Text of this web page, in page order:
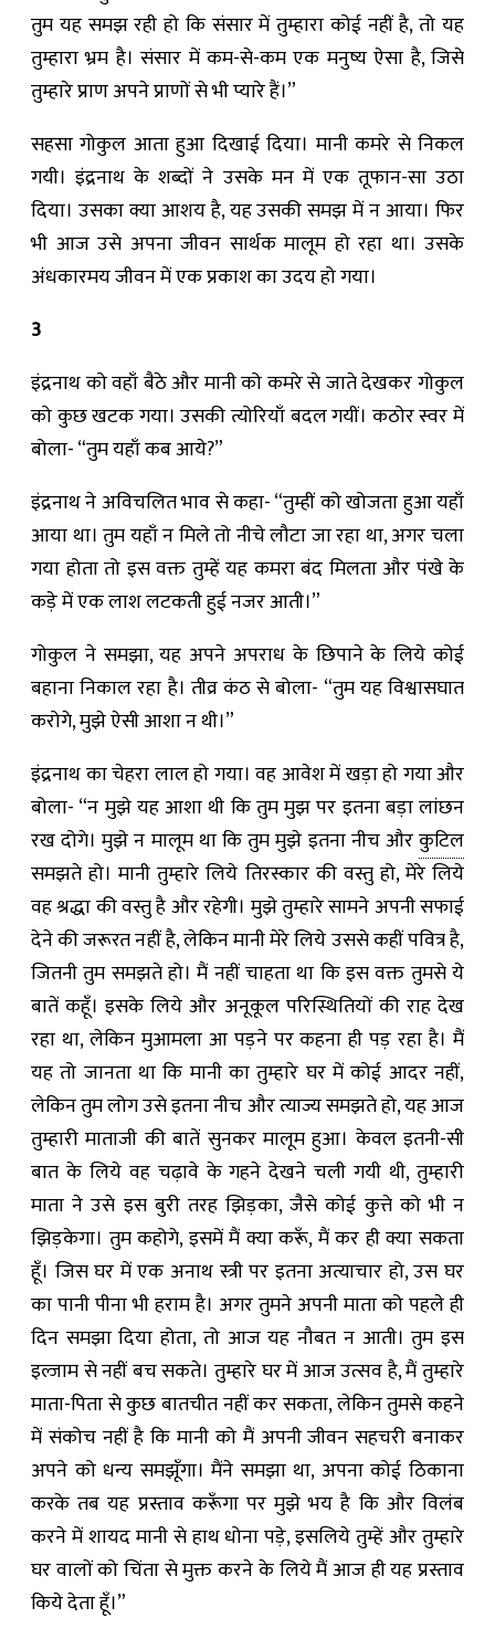
तुम यह समझ रही हो कि संसार में तुम्हारा कोई नहीं है, तो यह
तुम्हारा भ्रम है। संसार में कम-से-कम एक मनुष्य ऐसा है, जिसे
तुम्हारे प्राण अपने प्राणों से भी प्यारे हैं।”
सहसा गोकुल आता हुआ दिखाई दिया। मानी कमरे से निकल
गयी। इंद्रनाथ के शब्दों ने उसके मन में एक तूफान-सा उठा
दिया। उसका क्या आशय है, यह उसकी समझ में न आया। ‍फिर
भी आज उसे अपना जीवन सार्थक मालूम हो रहा था। उसके
अंधकारमय जीवन में एक प्रकाश का उदय हो गया।
3
इंद्रनाथ को वहाँ बैठे और मानी को कमरे से जाते देखकर गोकुल
को कुछ खटक गया। उसकी त्योरियाँ बदल गयीं। कठोर स्वर में
बोला- “तुम यहाँ कब आये?”
इंद्रनाथ ने अविचलित भाव से कहा- “तुम्हीं को खोजता हुआ यहाँ
आया था। तुम यहाँ न मिले तो नीचे लौटा जा रहा था, अगर चला
गया होता तो इस वक्त तुम्हें यह कमरा बंद मिलता और पंखे के
कड़े में एक लाश लटकती हुई नजर आती।”
गोकुल ने समझा, यह अपने अपराध के छिपाने के लिये कोई
बहाना निकाल रहा है। ती‍व्र कंठ से बोला- “तुम यह विश्वासघात
करोगे, मुझे ऐसी आशा न थी।”
इंद्रनाथ का चेहरा लाल हो गया। वह आवेश में खड़ा हो गया और
बोला- “न मुझे यह आशा थी कि तुम मुझ पर इतना बड़ा लांछन
रख दोगे। मुझे न मालूम था कि तुम मुझे इतना नीच औरकुटिल
समझते हो। मानी तुम्हारे लिये तिरस्कार की वस्तु हो, मेरे लिये
वह श्रद्धा की वस्तु है और रहेगी। मुझे तुम्हारे सामने अपनी सफाई
देने की जरूरत नहीं है, लेकिन मानी मेरे लिये उससे कहीं पवित्र है,
जितनी तुम समझते हो। मैं नहीं चाहता था कि इस वक्त ‍तुमसे ये
बातें कहूँ। इसके लिये और अनूकूल परि‍‍स्थितियों की राह देख
रहा था, लेकिन मुआमला आ पड़ने पर कहना ही पड़ रहा है। मैं
यह तो जानता था कि मानी का तुम्हारे घर में कोई आदर नहीं,
लेकिन तुम लोग उसे इतना नीच और त्याज्य समझते हो, यह आज
तुम्हारी माताजी की बातें सुनकर मालूम हुआ। केवल इतनी-सी
बात के लिये वह चढ़ावे के गहने देखने चली गयी थी, तुम्हारी
माता ने उसे इस बुरी तरह झिड़का, जैसे कोई कुत्ते को भी न
झिड़केगा। तुम कहोगे, इसमें मैं क्या करूँ, मैं कर ही क्या सकता
हूँ। जिस घर में एक अनाथ स्त्री पर इतना अत्याचार हो, उस घर
का पानी पीना भी हराम है। अगर तुमने अपनी माता को पहले ही
दिन समझा दिया होता, तो आज यह नौबत न आती। तुम इस
इल्जाम से नहीं बच सकते। तुम्हारे घर में आज उत्सव है, मैं तुम्हारे
माता-पिता से कुछ बातचीत नहीं कर सकता, लेकिन तुमसे कहने
में संकोच नहीं है कि मानी को मैं अपनी जीवन सहचरी बनाकर
अपने को धन्य समझूँगा। मैंने समझा था, अपना कोई ठिकाना
करके तब यह प्रस्ताव करूँगा पर मुझे भय है कि और विलंब
करने में शायद मानी से हाथ धोना पड़े, इसलिये तुम्हें और तुम्हारे
घर वालों को चिंता से मुक्त करने के लिये मैं आज ही यह प्रस्ताव
किये देता हूँ।”